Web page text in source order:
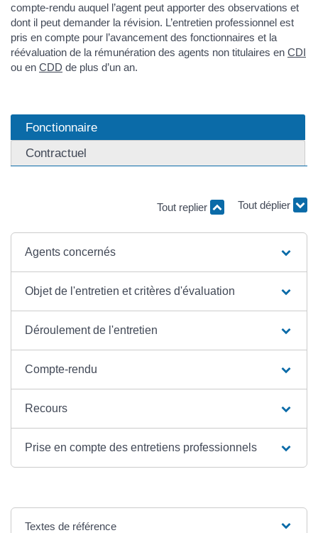
compte-rendu auquel l’agent peut apporter des observations et
dont il peut demander la révision. L’entretien professionnel est
pris en compte pour l’avancement des fonctionnaires et la
réévaluation de la rémunération des agents non titulaires en CDI
ou en CDD de plus d’un an.
Fonctionnaire
Contractuel
Tout replier Tout déplier
Agents concernés
Objet de l'entretien et critères d'évaluation
Déroulement de l'entretien
Compte-rendu
Recours
Prise en compte des entretiens professionnels
Textes de référence